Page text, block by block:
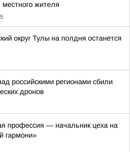
местного жителя
округ Тулы на полдня останется
российскими регионами сбили
дронов
профессия — начальник цеха на
гармони»